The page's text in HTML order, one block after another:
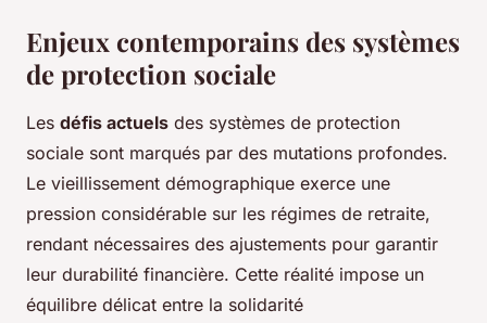
Enjeux contemporains des systèmes
de protection sociale
Les défis actuels des systèmes de protection
sociale sont marqués par des mutations profondes.
Le vieillissement démographique exerce une
pression considérable sur les régimes de retraite,
rendant nécessaires des ajustements pour garantir
leur durabilité financière. Cette réalité impose un
équilibre délicat entre la solidarité